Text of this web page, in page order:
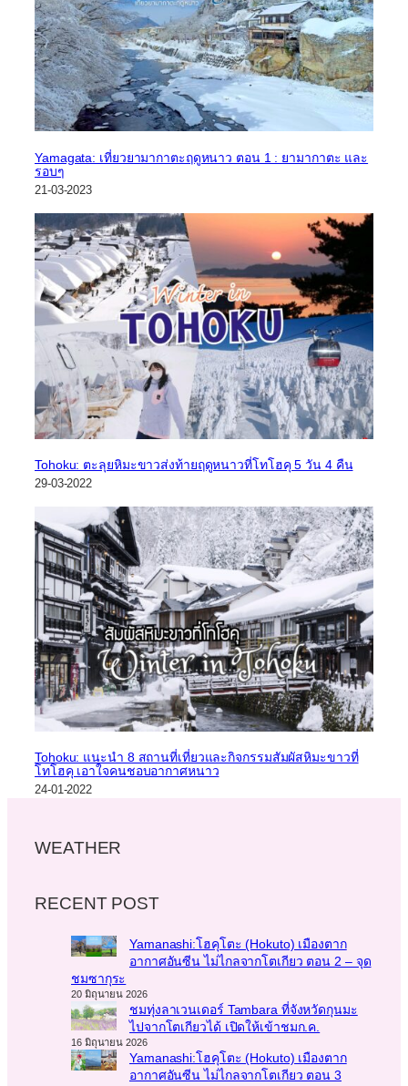
Yamagata: เที่ยวยามากาตะฤดูหนาว ตอน 1 : ยามากาตะ และ
รอบๆ
21-03-2023
Tohoku: ตะลุยหิมะขาวส่งท้ายฤดูหนาวที่โทโฮคุ 5 วัน 4 คืน
29-03-2022
Tohoku: แนะนำ 8 สถานที่เที่ยวและกิจกรรมสัมผัสหิมะขาวที่
โทโฮคุ เอาใจคนชอบอากาศหนาว
24-01-2022
WEATHER
RECENT POST
Yamanashi:โฮคุโตะ (Hokuto) เมืองตาก
อากาศอันซีน ไม่ไกลจากโตเกียว ตอน 2 – จุด
ชมซากุระ
20 มิถุนายน 2026
ชมทุ่งลาเวนเดอร์ Tambara ที่จังหวัดกุนมะ
ไปจากโตเกียวได้ เปิดให้เข้าชมก.ค.
16 มิถุนายน 2026
Yamanashi:โฮคุโตะ (Hokuto) เมืองตาก
อากาศอันซีน ไม่ไกลจากโตเกียว ตอน 3